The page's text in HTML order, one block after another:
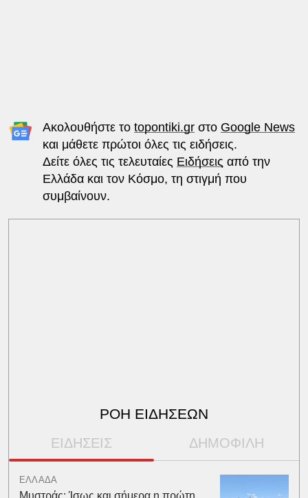
Ακολουθήστε το topontiki.grστο Google News
και μάθετε πρώτοι όλες τις ειδήσεις.
Δείτε όλες τις τελευταίες Ειδήσεις από την
Ελλάδα και τον Κόσμο, τη στιγμή που
συμβαίνουν.
ΡΟΗ ΕΙΔΗΣΕΩΝ
ΕΙΔΗΣΕΙΣ ΔΗΜΟΦΙΛΗ
ΕΛΛΑΔΑ
Μυστράς: Ίσως και σήμερα η πρώτη